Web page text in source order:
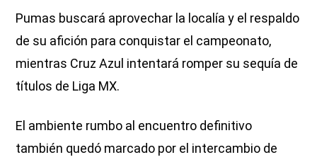
Pumas buscará aprovechar la localía y el respaldo
de su afición para conquistar el campeonato,
mientras Cruz Azul intentará romper su sequía de
títulos de Liga MX.
El ambiente rumbo al encuentro definitivo
también quedó marcado por el intercambio de